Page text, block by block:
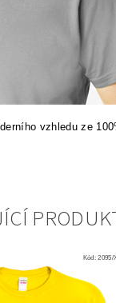
vzhledu ze
Kód:2095/